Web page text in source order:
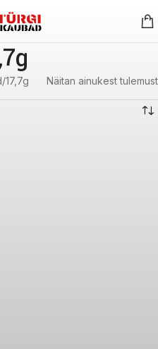
17,7g Näitan ainukest tulemust